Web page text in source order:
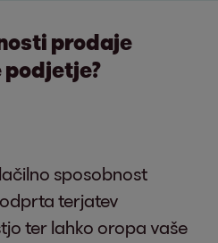
prodaje
podjetje?
sposobnost
terjatev
ter lahko oropa vaše